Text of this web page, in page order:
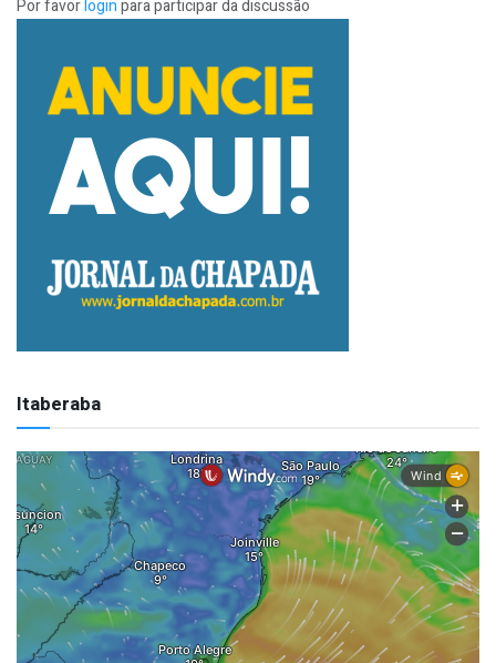
Por favorloginpara participar da discussão
Itaberaba